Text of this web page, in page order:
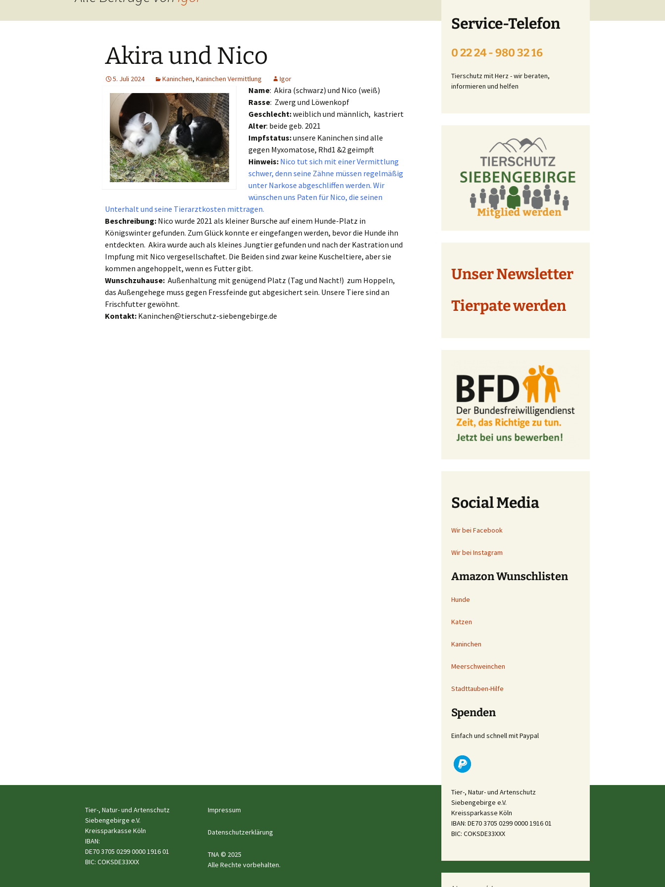
Siebengebirge e.V.
Hunde
4 – 7 Jahre
Hunde Vermittlungshilfe
Stubentiger
Freibeuter
(G)Oldies
Katzen Vermittlungshilfe
Pferde
Kaninchen Kaninchen Info
Beispiele für
Gehegehaltung
Schildkröten & Exoten Schildkröten Info
Wellensittiche & Andere
Formulare
Der Feli-Fonds
Auslandstierschutz
Hilfe für Katzenhalter
Kinder und Natur
Tier-Patenschaft-
Akira und Nico
5. Juli 2024 Kaninchen, Kaninchen Vermittlung Igor
Name: Akira (schwarz) und Nico (weiß)
Rasse: Zwerg und Löwenkopf
Geschlecht:weiblich und männlich, kastriert
Alter: beide geb. 2021
Impfstatus:unsere Kaninchen sind alle
gegen Myxomatose, Rhd1 &2 geimpft
Hinweis: Nico tut sich mit einer Vermittlung
schwer, denn seine Zähne müssen regelmäßig
unter Narkose abgeschliffen werden. Wir
wünschen uns Paten für Nico, die seinen
Unterhalt und seine Tierarztkosten mittragen.
Beschreibung: Nico wurde 2021 als kleiner Bursche auf einem Hunde-Platz in
Königswinter gefunden. Zum Glück konnte er eingefangen werden, bevor die Hunde ihn
entdeckten. Akira wurde auch als kleines Jungtier gefunden und nach der Kastration und
Impfung mit Nico vergesellschaftet. Die Beiden sind zwar keine Kuscheltiere, aber sie
kommen angehoppelt, wenn es Futter gibt.
Wunschzuhause: Außenhaltung mit genügend Platz (Tag und Nacht!) zum Hoppeln,
das Außengehege muss gegen Fressfeinde gut abgesichert sein. Unsere Tiere sind an
Frischfutter gewöhnt.
Kontakt: Kaninchen@tierschutz-siebengebirge.de
Service-Telefon
0 22 24 - 980 32 16
Tierschutz mit Herz - wir beraten,
informieren und helfen
Unser Newsletter
Tierpate werden
Social Media
Wir bei Facebook
Wir bei Instagram
Amazon Wunschlisten
Hunde
Katzen
Kaninchen
Meerschweinchen
Stadttauben-Hilfe
Spenden
Einfach und schnell mit Paypal
Tier-, Natur- und Artenschutz
Siebengebirge e.V.
Kreissparkasse Köln
IBAN: DE70 3705 0299 0000 1916 01
BIC: COKSDE33XXX
Tier-, Natur- und Artenschutz
Siebengebirge e.V.
Kreissparkasse Köln
IBAN:
DE70 3705 0299 0000 1916 01
BIC: COKSDE33XXX
Impressum
Datenschutzerklärung
TNA © 2025
Alle Rechte vorbehalten.